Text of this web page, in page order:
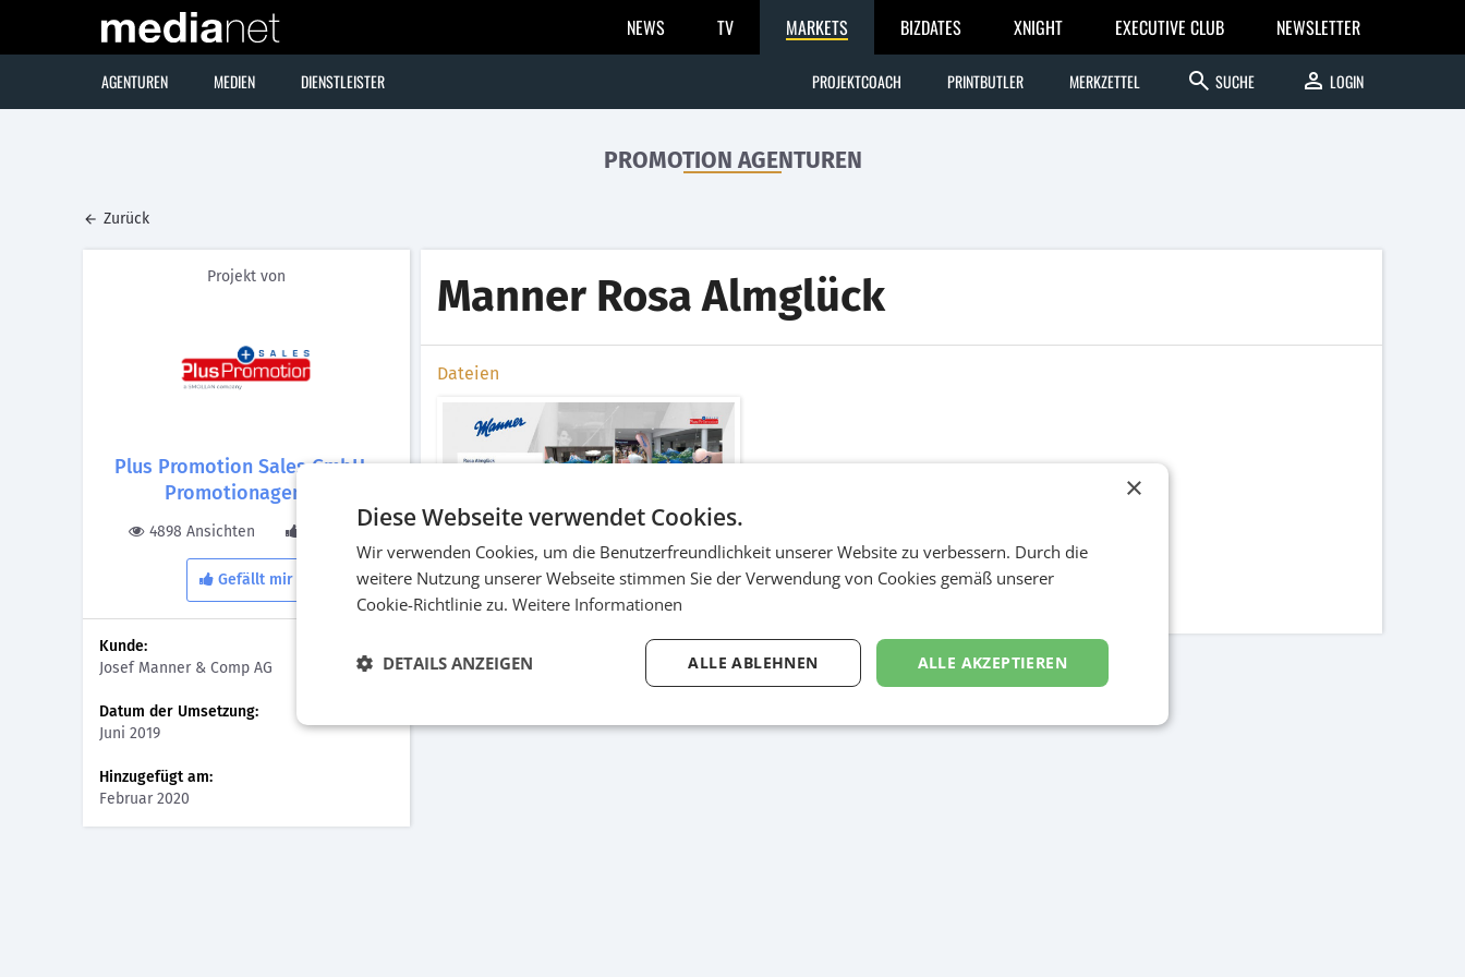
NEWS TV MARKETS BIZDATES XNIGHT EXECUTIVE CLUB NEWSLETTER
AGENTUREN MEDIEN DIENSTLEISTER PROJEKTCOACH PRINTBUTLER MERKZETTEL search SUCHE person LOGIN
PROMOTION AGENTUREN
Zurück
Projekt von
Plus Promotion Sales GmbH -
Promotionagentur
4898 Ansichten 0 Gefällt
Gefällt mir
Kunde:
Josef Manner & Comp AG
Datum der Umsetzung:
Juni 2019
Hinzugefügt am:
Februar 2020
Manner Rosa Almglück
Dateien
Manner Rosa Almglück
×
Diese Webseite verwendet Cookies.
Wir verwenden Cookies, um die Benutzerfreundlichkeit unserer Website zu verbessern. Durch die
weitere Nutzung unserer Webseite stimmen Sie der Verwendung von Cookies gemäß unserer
Cookie-Richtlinie zu. Weitere Informationen
ALLE AKZEPTIEREN
ALLE ABLEHNEN
DETAILS ANZEIGEN